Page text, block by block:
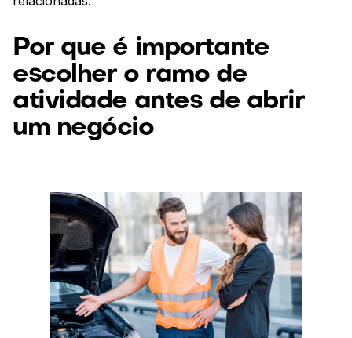
Por que é importante
escolher o ramo de
atividade antes de abrir
um negócio